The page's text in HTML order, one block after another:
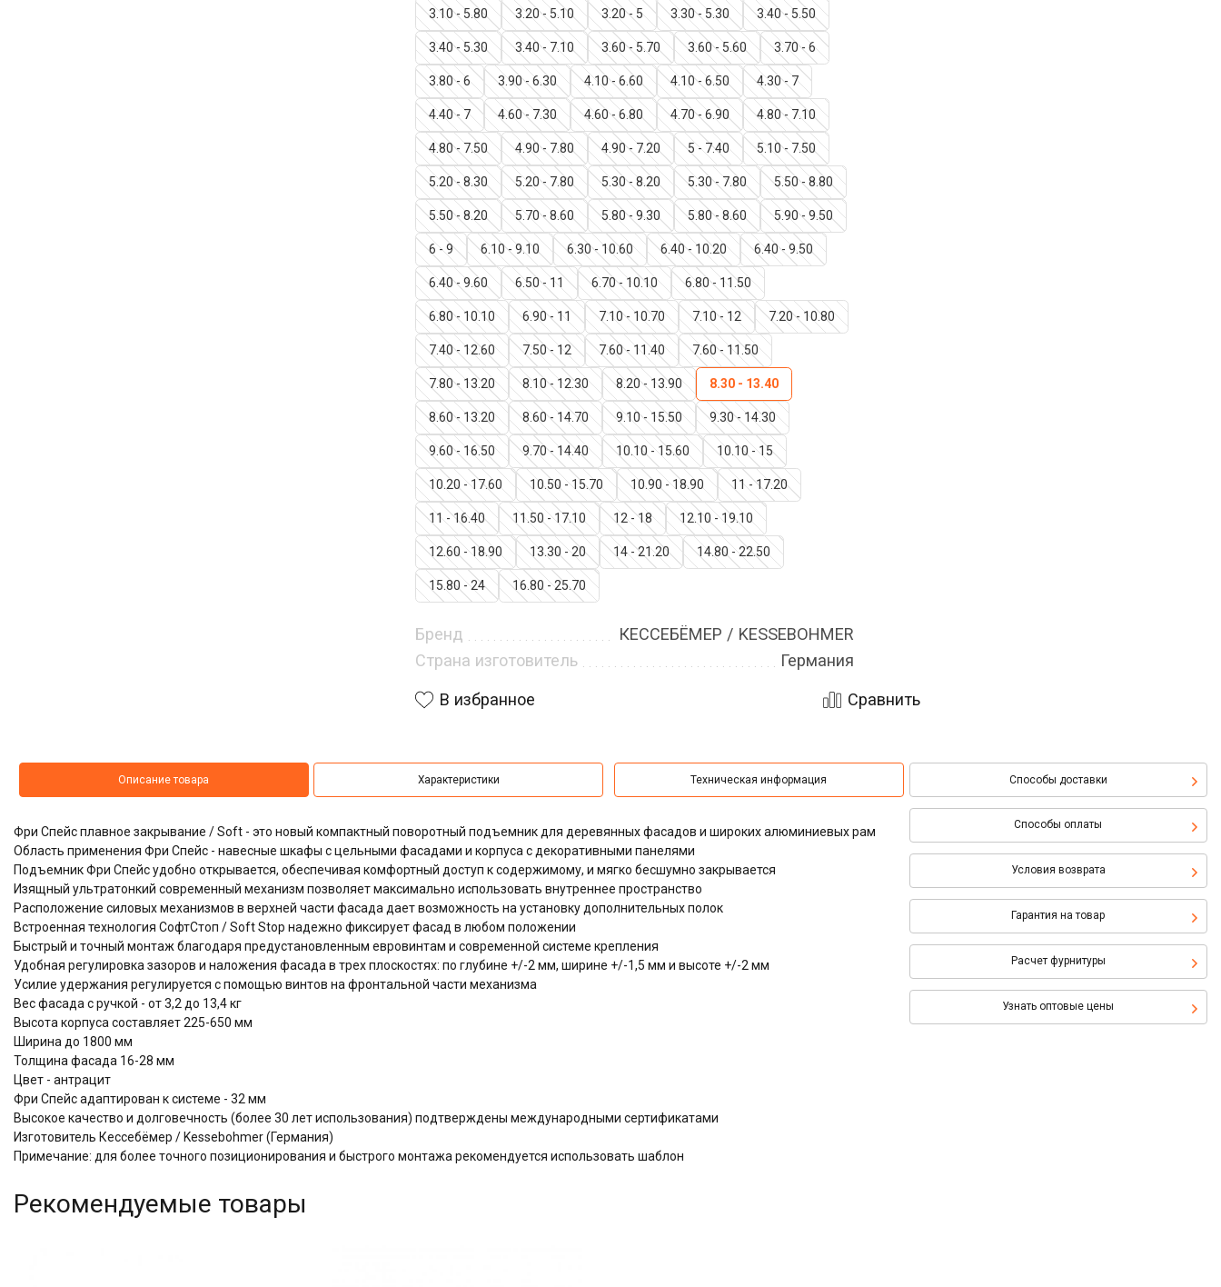
3.10 - 5.80 3.20 - 5.10 3.20 - 5 3.30 - 5.30 3.40 - 5.50
3.40 - 5.30 3.40 - 7.10 3.60 - 5.70 3.60 - 5.60 3.70 - 6
3.80 - 6 3.90 - 6.30 4.10 - 6.60 4.10 - 6.50 4.30 - 7
4.40 - 7 4.60 - 7.30 4.60 - 6.80 4.70 - 6.90 4.80 - 7.10
4.80 - 7.50 4.90 - 7.80 4.90 - 7.20 5 - 7.40 5.10 - 7.50
5.20 - 8.30 5.20 - 7.80 5.30 - 8.20 5.30 - 7.80 5.50 - 8.80
5.50 - 8.20 5.70 - 8.60 5.80 - 9.30 5.80 - 8.60 5.90 - 9.50
6 - 9 6.10 - 9.10 6.30 - 10.60 6.40 - 10.20 6.40 - 9.50
6.40 - 9.60 6.50 - 11 6.70 - 10.10 6.80 - 11.50
6.80 - 10.10 6.90 - 11 7.10 - 10.70 7.10 - 12 7.20 - 10.80
7.40 - 12.60 7.50 - 12 7.60 - 11.40 7.60 - 11.50
7.80 - 13.20 8.10 - 12.30 8.20 - 13.90 8.30 - 13.40
8.60 - 13.20 8.60 - 14.70 9.10 - 15.50 9.30 - 14.30
9.60 - 16.50 9.70 - 14.40 10.10 - 15.60 10.10 - 15
10.20 - 17.60 10.50 - 15.70 10.90 - 18.90 11 - 17.20
11 - 16.40 11.50 - 17.10 12 - 18 12.10 - 19.10
12.60 - 18.90 13.30 - 20 14 - 21.20 14.80 - 22.50
15.80 - 24 16.80 - 25.70
Бренд
КЕССЕБЁМЕР / KESSEBOHMER
Страна изготовитель
Германия
В избранное Сравнить
Описание товара Характеристики Техническая информация Способы доставки
Способы оплаты
Условия возврата
Гарантия на товар
Расчет фурнитуры
Узнать оптовые цены
Фри Спейс плавное закрывание / Soft - это новый компактный поворотный подъемник для деревянных фасадов и широких алюминиевых рам
Область применения Фри Спейс - навесные шкафы с цельными фасадами и корпуса с декоративными панелями
Подъемник Фри Спейс удобно открывается, обеспечивая комфортный доступ к содержимому, и мягко бесшумно закрывается
Изящный ультратонкий cовременный механизм позволяет максимально использовать внутреннее пространство
Расположение силовых механизмов в верхней части фасада дает возможность на установку дополнительных полок
Встроенная технология СофтСтоп / Soft Stop надежно фиксирует фасад в любом положении
Быстрый и точный монтаж благодаря предустановленным евровинтам и современной системе крепления
Удобная регулировка зазоров и наложения фасада в трех плоскостях: по глубине +/-2 мм, ширине +/-1,5 мм и высоте +/-2 мм
Усилие удержания регулируется с помощью винтов на фронтальной части механизма
Вес фасада с ручкой - от 3,2 до 13,4 кг
Высота корпуса составляет 225-650 мм
Ширина до 1800 мм
Толщина фасада 16-28 мм
Цвет - антрацит
Фри Спейс адаптирован к системе - 32 мм
Высокое качество и долговечность (более 30 лет использования) подтверждены международными сертификатами
Изготовитель Кессебёмер / Kessebohmer (Германия)
Примечание: для более точного позиционирования и быстрого монтажа рекомендуется использовать шаблон
Рекомендуемые товары